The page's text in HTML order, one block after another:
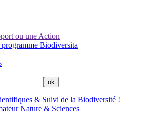
ou une Action
programme Biodiversita
& Suivi de la Biodiversité !
Nature & Sciences